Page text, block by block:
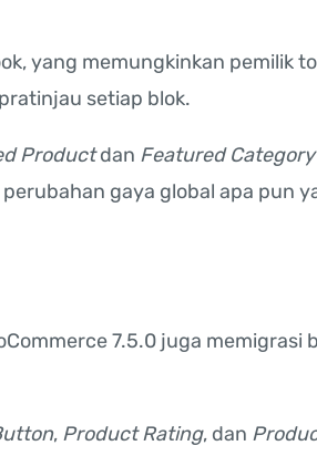
yang memungkinkan pemilik
setiap blok.
Productdan Featured
gaya global apa pun
7.5.0 juga memigrasi
, Product Rating, dan